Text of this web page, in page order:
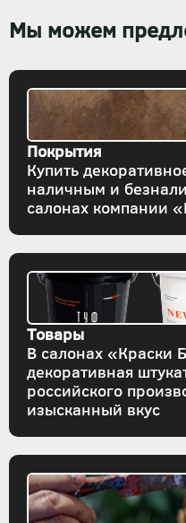
Мы можем
Покрытия
Купить
наличным и
салонах компании
Товары
В салонах «Краски
декоративная
российского
изысканный вкус